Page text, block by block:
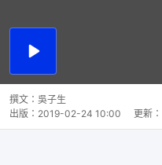
播
撰文： 吳子生
出版： 2019-02-24 10:00 更新：